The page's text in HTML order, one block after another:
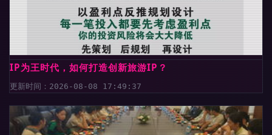
IP为王时代，如何打造创新旅游IP？
更新时间：2026-08-08 17:49:37